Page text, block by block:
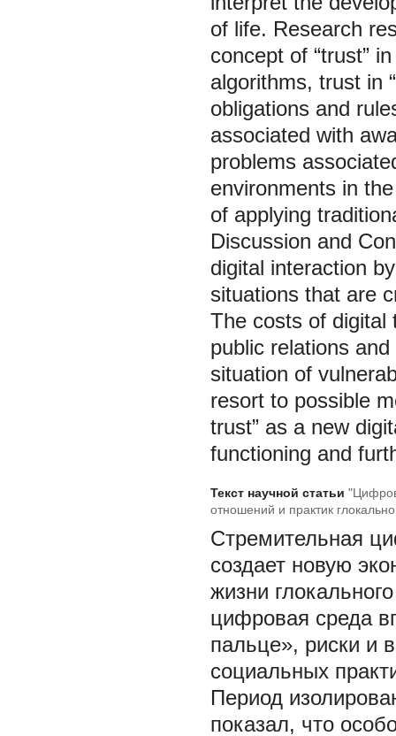
of life. Research
concept of “trust”
algorithms, trust in
obligations and
associated with
problems
environments in
of applying
Discussion and
digital interaction
situations that are
The costs of digital
public relations
situation of
resort to possible
trust” as a new
functioning and
Текст научной статьи
отношений и практик
Стремительная
создает новую
жизни
цифровая среда
пальце», риски и
социальных
Период
показал, что